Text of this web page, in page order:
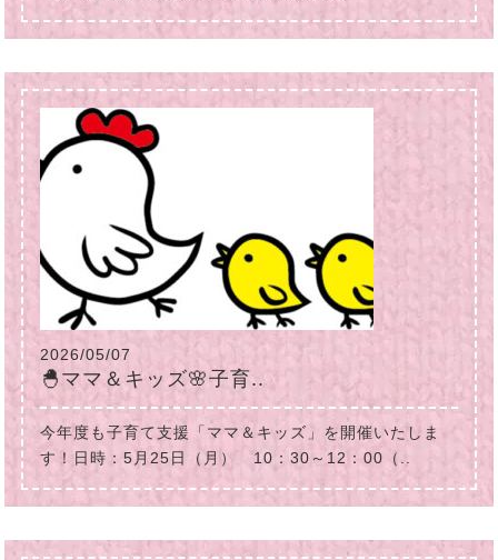
2026/05/07
🐣ママ＆キッズ🌸子育..
今年度も子育て支援「ママ＆キッズ」を開催いたしま
す！日時：5月25日（月） 10：30～12：00（..